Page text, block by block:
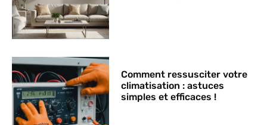
Comment ressusciter votre
climatisation : astuces
simples et efficaces !